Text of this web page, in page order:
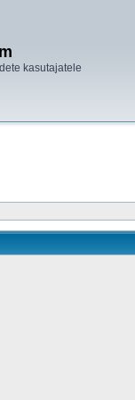
kasutajatele